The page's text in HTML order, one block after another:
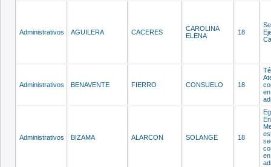
Administrativos AGUILERA CACERES
CAROLINA
ELENA
18
Administrativos BENAVENTE FIERRO CONSUELO 18
Administrativos BIZAMA ALARCON SOLANGE 18